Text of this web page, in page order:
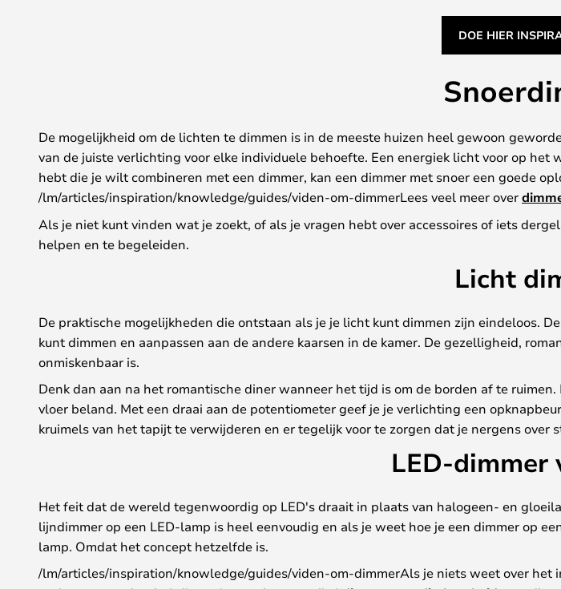
DOE HIER
De mogelijkheid om de lichten te dimmen is in de meeste huizen heel gewoon
van de juiste verlichting voor elke individuele behoefte. Een energiek licht voor op
hebt die je wilt combineren met een dimmer, kan een dimmer met snoer een goede
/lm/articles/inspiration/knowledge/guides/viden-om-dimmerLees veel meer over
Als je niet kunt vinden wat je zoekt, of als je vragen hebt over accessoires of iets
helpen en te begeleiden.
Licht
De praktische mogelijkheden die ontstaan als je je licht kunt dimmen zijn eindeloos.
kunt dimmen en aanpassen aan de andere kaarsen in de kamer. De gezelligheid,
onmiskenbaar is.
Denk dan aan na het romantische diner wanneer het tijd is om de borden af te
vloer beland. Met een draai aan de potentiometer geef je je verlichting een
kruimels van het tapijt te verwijderen en er tegelijk voor te zorgen dat je nergens over
LED-dimmer
Het feit dat de wereld tegenwoordig op LED's draait in plaats van halogeen- en
lijndimmer op een LED-lamp is heel eenvoudig en als je weet hoe je een dimmer op
lamp. Omdat het concept hetzelfde is.
/lm/articles/inspiration/knowledge/guides/viden-om-dimmerAls je niets weet over